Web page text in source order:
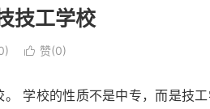
技工学校
 赞(0)
学校的性质不是中专，而是技